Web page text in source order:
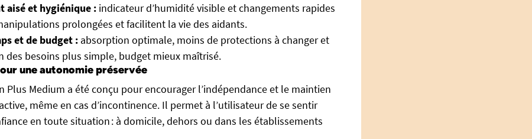
aisé et hygiénique : indicateur d’humidité visible et changements rapides
prolongées et facilitent la vie des aidants.
et de budget : absorption optimale, moins de protections à changer et
des besoins plus simple, budget mieux maîtrisé.
une autonomie préservée
Plus Medium a été conçu pour encourager l’indépendance et le maintien
même en cas d’incontinence. Il permet à l’utilisateur de se sentir
en toute situation : à domicile, dehors ou dans les établissements